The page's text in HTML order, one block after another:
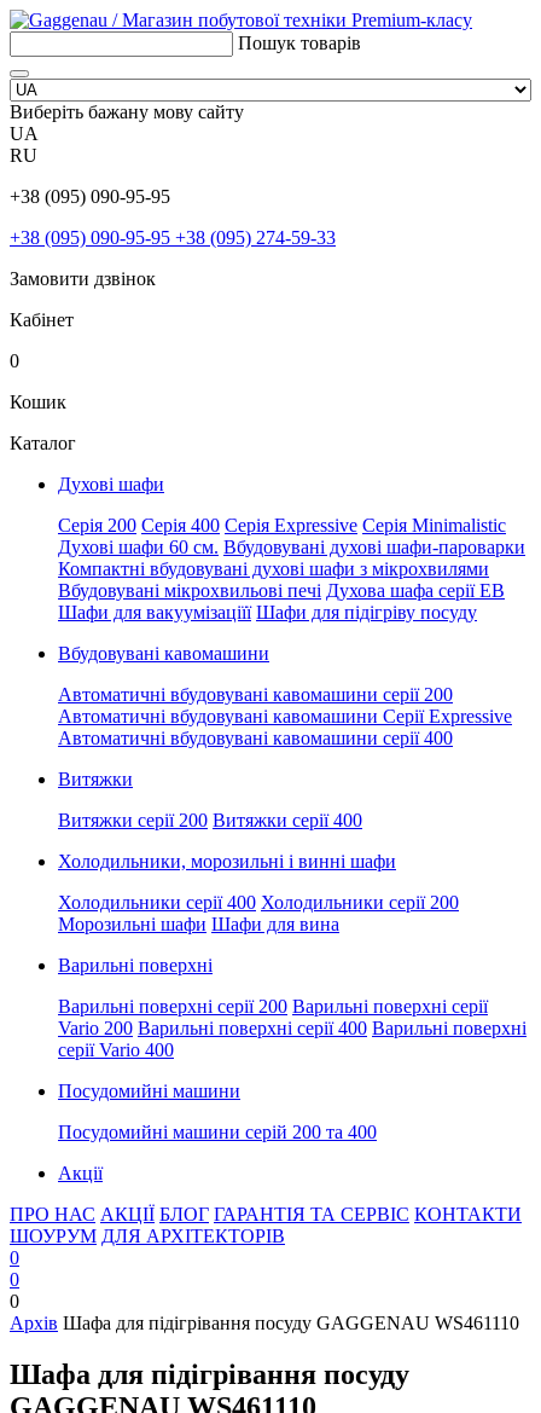
Пошук товарів
Виберіть бажану мову сайту
UA
RU
+38 (095) 090-95-95
+38 (095) 090-95-95 +38 (095) 274-59-33
Замовити дзвінок
Кабінет
0
Кошик
Каталог
Духові шафи
Серія 200 Серія 400 Серія Expressive Серія Minimalistic
Духові шафи 60 см. Вбудовувані духові шафи-пароварки
Компактні вбудовувані духові шафи з мікрохвилями
Вбудовувані мікрохвильові печі Духова шафа серії EB
Шафи для вакуумізаціїї Шафи для підігріву посуду
Вбудовувані кавомашини
Автоматичні вбудовувані кавомашини серії 200
Автоматичні вбудовувані кавомашини Серії Expressive
Автоматичні вбудовувані кавомашини серії 400
Витяжки
Витяжки серії 200 Витяжки серії 400
Холодильники, морозильні і винні шафи
Холодильники серії 400 Холодильники серії 200
Морозильні шафи Шафи для вина
Варильні поверхні
Варильні поверхні серії 200 Варильні поверхні серії
Vario 200 Варильні поверхні серії 400 Варильні поверхні
серії Vario 400
Посудомийні машини
Посудомийні машини серій 200 та 400
Акції
ПРО НАС АКЦІЇ БЛОГ ГАРАНТІЯ ТА СЕРВІС КОНТАКТИ
ШОУРУМ ДЛЯ АРХІТЕКТОРІВ
0
0
0
Архів Шафа для підігрівання посуду GAGGENAU WS461110
Шафа для підігрівання посуду